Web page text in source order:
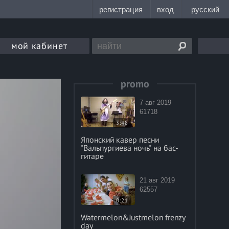
мой кабинет
promo
3:48
7 авг 2019
61718
Японский кавер песни
"Вальпургиева ночь" на бас-
гитаре
0:21
21 авг 2019
62557
Watermelon&Justmelon frenzy
day